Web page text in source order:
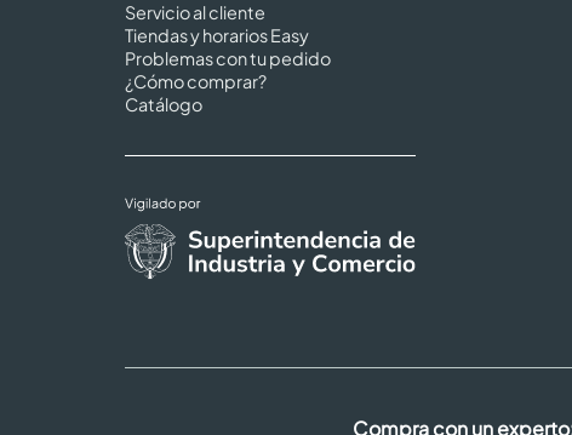
Servicio al cliente
Tiendas y horarios Easy
Problemas con tu pedido
¿Cómo comprar?
Catálogo
Compra con un